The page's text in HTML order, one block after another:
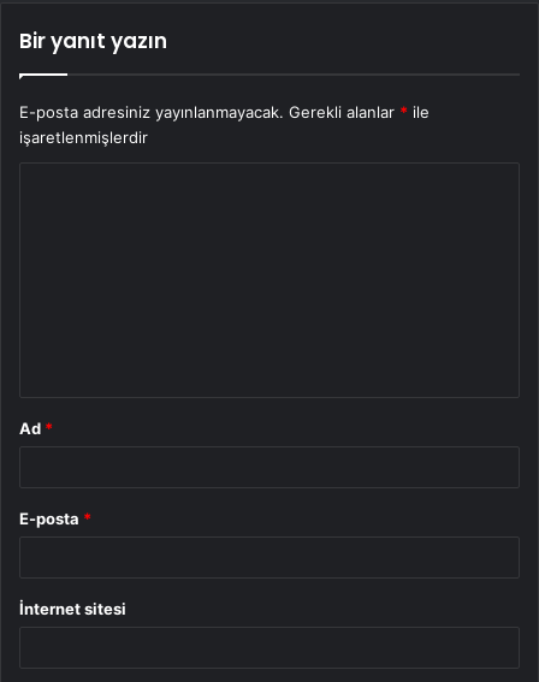
Bir yanıt yazın
E-posta adresiniz yayınlanmayacak. Gerekli alanlar * ile
işaretlenmişlerdir
Ad *
E-posta *
İnternet sitesi